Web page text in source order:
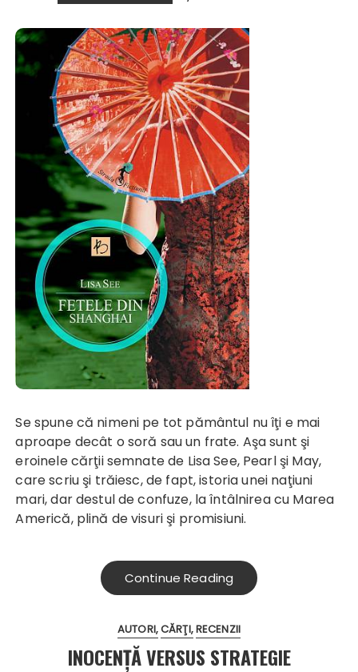
Se spune că nimeni pe tot pământul nu îţi e mai
aproape decât o soră sau un frate. Aşa sunt şi
eroinele cărţii semnate de Lisa See, Pearl şi May,
care scriu şi trăiesc, de fapt, istoria unei naţiuni
mari, dar destul de confuze, la întâlnirea cu Marea
Americă, plină de visuri şi promisiuni.
Continue Reading
AUTORI CĂRŢI RECENZII
INOCENŢĂ VERSUS STRATEGIE